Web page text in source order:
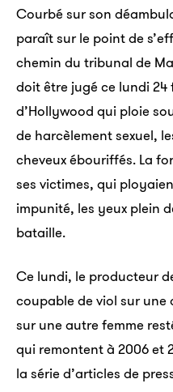
Courbé sur son
paraît sur le point de
chemin du tribunal de
doit être jugé ce lundi 24
d’Hollywood qui ploie
de harcèlement sexuel,
cheveux ébouriffés. La
ses victimes, qui
impunité, les yeux plein
bataille.
Ce lundi, le producteur
coupable de viol sur
sur une autre femme
qui remontent à 2006 et
la série d’articles de